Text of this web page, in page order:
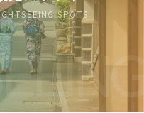
SPOTS